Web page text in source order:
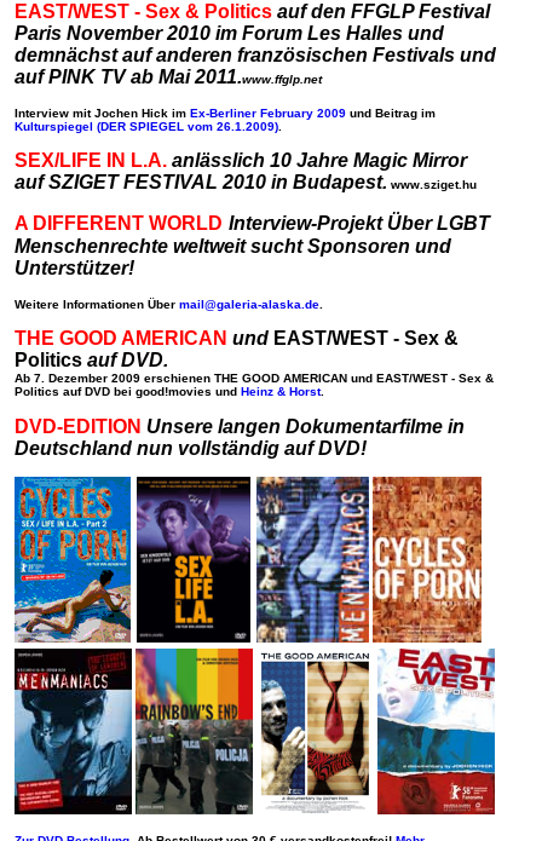
EAST/WEST - Sex & Politics auf den FFGLP Festival
Paris November 2010 im Forum Les Halles und
demnächst auf anderen französischen Festivals und
auf PINK TV ab Mai 2011.www.ffglp.net
Interview mit Jochen Hick im Ex-Berliner February 2009 und Beitrag im
Kulturspiegel (DER SPIEGEL vom 26.1.2009)
SEX/LIFE IN L.A. anlässlich 10 Jahre Magic Mirror
auf SZIGET FESTIVAL 2010 in Budapest. www.sziget.hu
A DIFFERENT WORLD Interview-Projekt Über LGBT
Menschenrechte weltweit sucht Sponsoren und
Unterstützer!
Weitere Informationen Über mail@galeria-alaska.de
THE GOOD AMERICAN und EAST/WEST - Sex &
Politics auf DVD.
Ab 7. Dezember 2009 erschienen THE GOOD AMERICAN und EAST/WEST - Sex &
Politics auf DVD bei good!movies und Heinz & Horst.
DVD-EDITION Unsere langen Dokumentarfilme in
Deutschland nun vollständig auf DVD!